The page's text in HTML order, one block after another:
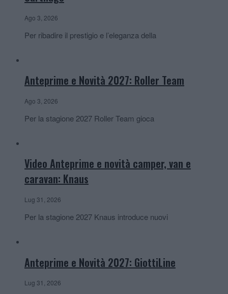
Ago 3, 2026
Per ribadire il prestigio e l’eleganza della
Anteprime e Novità 2027: Roller Team
Ago 3, 2026
Per la stagione 2027 Roller Team gioca
Video Anteprime e novità camper, van e
caravan: Knaus
Lug 31, 2026
Per la stagione 2027 Knaus introduce nuovi
Anteprime e Novità 2027: GiottiLine
Lug 31, 2026